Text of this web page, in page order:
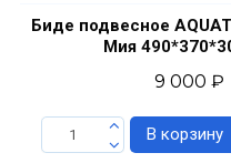
Биде подвесное
Мия
9 000 ₽
В корзину